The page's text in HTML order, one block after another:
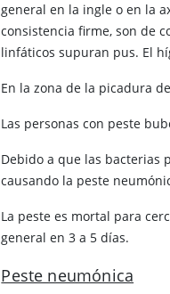
general en la ingle o en la
consistencia firme, son de
linfáticos supuran pus. El
En la zona de la picadura
Las personas con peste
Debido a que las bacterias
causando la peste
La peste es mortal para
general en 3 a 5 días.
Peste neumónica